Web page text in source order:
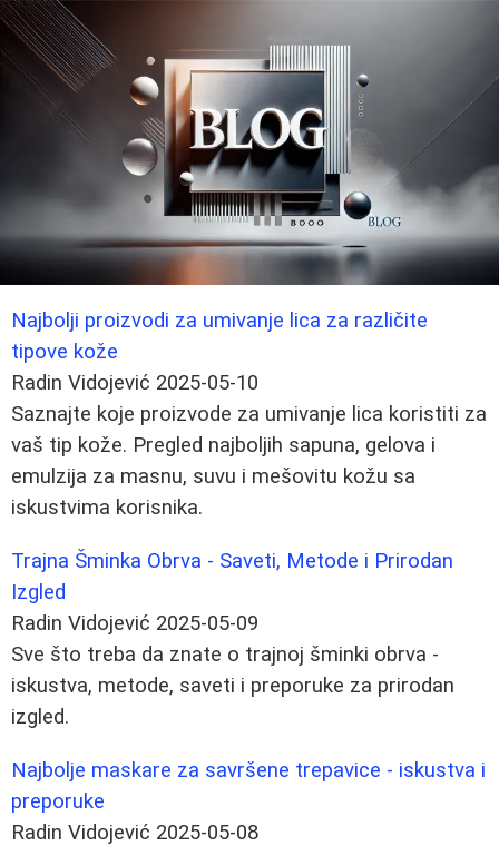
Najbolji proizvodi za umivanje lica za različite
tipove kože
Radin Vidojević 2025-05-10
Saznajte koje proizvode za umivanje lica koristiti za
vaš tip kože. Pregled najboljih sapuna, gelova i
emulzija za masnu, suvu i mešovitu kožu sa
iskustvima korisnika.
Trajna Šminka Obrva - Saveti, Metode i Prirodan
Izgled
Radin Vidojević 2025-05-09
Sve što treba da znate o trajnoj šminki obrva -
iskustva, metode, saveti i preporuke za prirodan
izgled.
Najbolje maskare za savršene trepavice - iskustva i
preporuke
Radin Vidojević 2025-05-08